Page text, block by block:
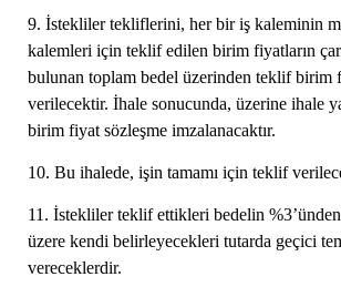
9. İstekliler tekliflerini, her bir iş kaleminin
kalemleri için teklif edilen birim fiyatların
bulunan toplam bedel üzerinden teklif birim
verilecektir. İhale sonucunda, üzerine ihale
birim fiyat sözleşme imzalanacaktır.
10. Bu ihalede, işin tamamı için teklif
11. İstekliler teklif ettikleri bedelin
üzere kendi belirleyecekleri tutarda geçici
vereceklerdir.